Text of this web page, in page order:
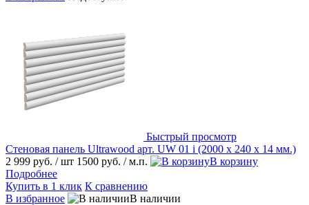
Быстрый просмотр
Стеновая панель Ultrawood арт. UW 01 i (2000 х 240 х 14 мм.)
2 999 руб. / шт 1500 руб. / м.п.
В корзину
Подробнее
Купить в 1 клик К сравнению
В избранное
В наличии